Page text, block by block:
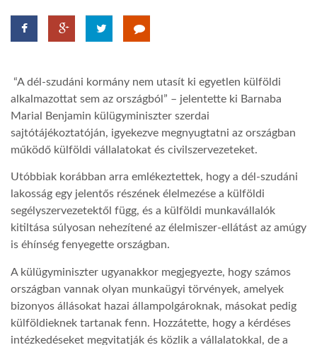
GLOBOTV BP
TROPICALMAGAZIN
AFRIKA TUDÁSTÁR
A NAP SZÉPE
LINKTR.EE
GLOBOZSARU
“A dél-szudáni kormány nem utasít ki egyetlen külföldi
alkalmazottat sem az országból” – jelentette ki Barnaba
Marial Benjamin külügyminiszter szerdai
sajtótájékoztatóján, igyekezve megnyugtatni az országban
működő külföldi vállalatokat és civilszervezeteket.
Utóbbiak korábban arra emlékeztettek, hogy a dél-szudáni
lakosság egy jelentős részének élelmezése a külföldi
segélyszervezetektől függ, és a külföldi munkavállalók
kitiltása súlyosan nehezítené az élelmiszer-ellátást az amúgy
is éhínség fenyegette országban.
A külügyminiszter ugyanakkor megjegyezte, hogy számos
országban vannak olyan munkaügyi törvények, amelyek
bizonyos állásokat hazai állampolgároknak, másokat pedig
külföldieknek tartanak fenn. Hozzátette, hogy a kérdéses
intézkedéseket megvitatják és közlik a vállalatokkal, de a